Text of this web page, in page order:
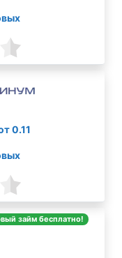
0.11
займ бесплатно!